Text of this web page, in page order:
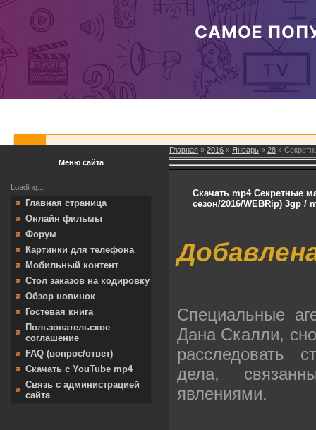
Меню сайта
Loading...
Главная страница
Онлайн фильмы
Форум
Картинки для телефона
Мобильный контент
Стол заказов на кодировку
Обзор новинок
Гостевая книга
Пользовательское
соглашение
FAQ (вопрос/ответ)
Скачать с YouTube mp4
Связь с администрацией
сайта
Главная » 2016 » Январь » 28 »
Скачать mp4 Секретные
сезон/2016/WEBRip) 3gp /
Специальные
Дана Скалли,
расследовать
дела,
явлениями.